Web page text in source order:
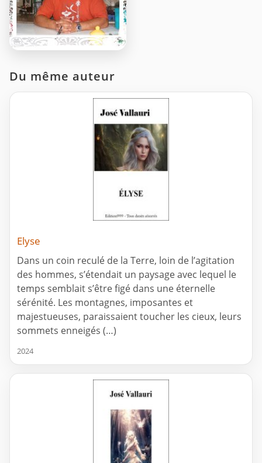
Du même auteur
Elyse
Dans un coin reculé de la Terre, loin de l’agitation
des hommes, s’étendait un paysage avec lequel le
temps semblait s’être figé dans une éternelle
sérénité. Les montagnes, imposantes et
majestueuses, paraissaient toucher les cieux, leurs
sommets enneigés (…)
2024